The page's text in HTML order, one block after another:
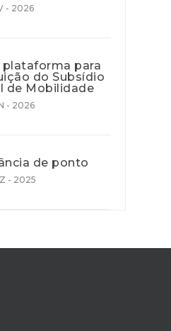
- 2026
plataforma para
do Subsídio
de Mobilidade
- 2026
de ponto
- 2025